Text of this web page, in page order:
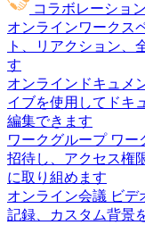
コラボレーション
オンラインワークス
ト、リアクション、
す
オンラインドキュメ
イブを使用してドキ
編集できます
ワークグループ ワー
招待し、アクセス権
に取り組めます
オンライン会議 ビデ
記録、カスタム背景